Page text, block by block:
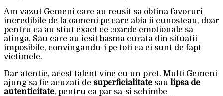
Am vazut Gemeni care au reusit sa obtina favoruri
incredibile de la oameni pe care abia ii cunosteau, doar
pentru ca au stiut exact ce coarde emotionale sa
atinga. Sau care au iesit basma curata din situatii
imposibile, convingandu-i pe toti ca ei sunt de fapt
victimele.
Dar atentie, acest talent vine cu un pret. Multi Gemeni
ajung sa fie acuzati de superficialitate sau lipsa de
autenticitate, pentru ca par sa-si schimbe